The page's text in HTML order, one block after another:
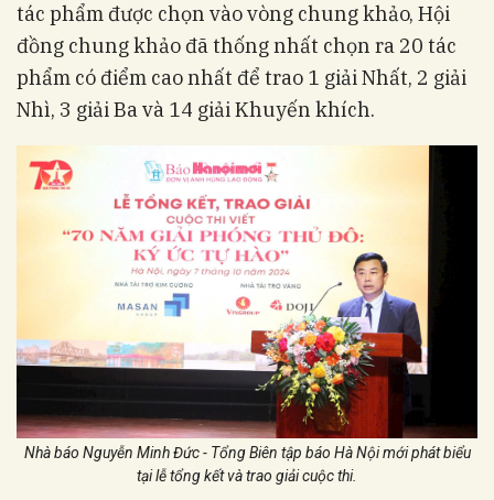
tác phẩm được chọn vào vòng chung khảo, Hội
đồng chung khảo đã thống nhất chọn ra 20 tác
phẩm có điểm cao nhất để trao 1 giải Nhất, 2 giải
Nhì, 3 giải Ba và 14 giải Khuyến khích.
Nhà báo Nguyễn Minh Đức - Tổng Biên tập báo Hà Nội mới phát biểu
tại lễ tổng kết và trao giải cuộc thi.